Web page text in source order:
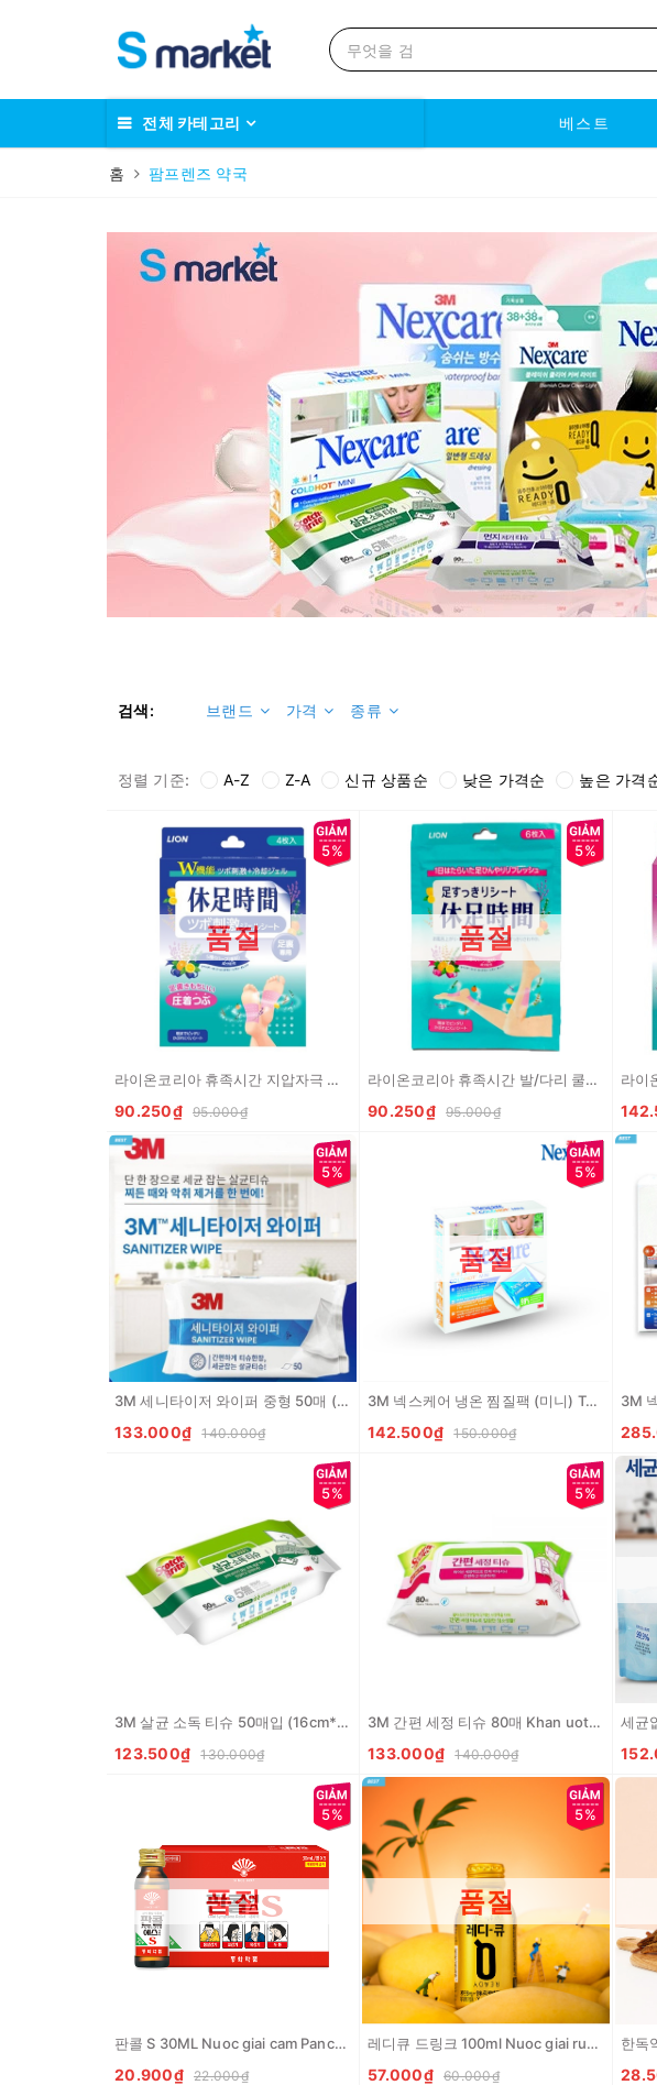
전체 카테고리 베스트
홈 팜프렌즈 약국
검색: 브랜드 가격 종류
정렬 기준: A-Z Z-A 신규 상품순 낮은 가격순 높은 가격
5%
품절
라이온코리아 휴족시간 지압자극 젤스트 발바닥 전용 4매입 LION Mieng dan thu gian cho ban chan
90.250₫ 95.000₫
5%
품절
라이온코리아 휴족시간 발/다리 쿨링 시트 6매입 LION Mieng dan lam diu gian co chan
90.250₫ 95.000₫
5%
3M 세니타이저 와이퍼 중형 50매 (살균티슈) Khan giay uot khang khuan 3M Sanitizer wipe
133.000₫ 140.000₫
5%
품절
3M 넥스케어 냉온 찜질팩 (미니) Tui chuom lanh size mini
142.500₫ 150.000₫
5%
3M 살균 소독 티슈 50매입 (16cm*20cm) Khan giay uot khu khuan 3M
123.500₫ 130.000₫
5%
3M 간편 세정 티슈 80매 Khan uot tien loi 80 mieng
133.000₫ 140.000₫
5%
품절
판콜 S 30ML Nuoc giai cam Pancold S
20.900₫ 22.000₫
5%
품절
레디큐 드링크 100ml Nuoc giai ruou Curcumin
57.000₫ 60.000₫